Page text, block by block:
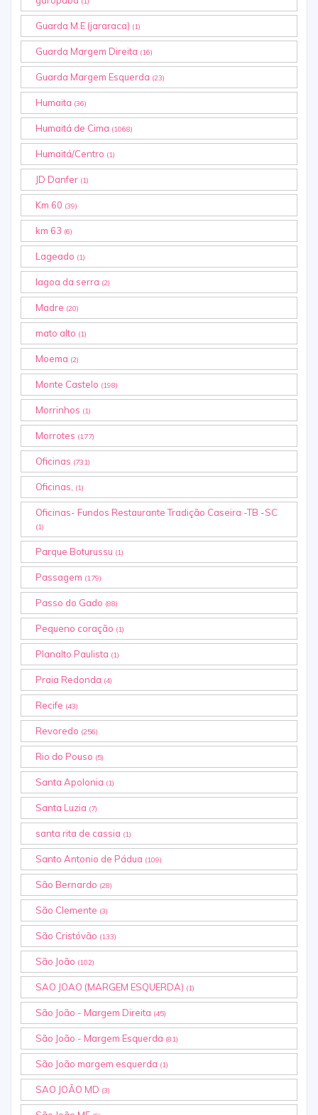
Guarda M.E (jararaca) (1)
Guarda Margem Direita (16)
Guarda Margem Esquerda (23)
Humaita (36)
Humaitá de Cima (1068)
Humaitá/Centro (1)
JD Danfer (1)
Km 60 (39)
km 63 (6)
Lageado (1)
lagoa da serra (2)
Madre (20)
mato alto (1)
Moema (2)
Monte Castelo (198)
Morrinhos (1)
Morrotes (177)
Oficinas (731)
Oficinas, (1)
Oficinas- Fundos Restaurante Tradição Caseira -TB -SC
(1)
Parque Boturussu (1)
Passagem (179)
Passo do Gado (88)
Pequeno coração (1)
Planalto Paulista (1)
Praia Redonda (4)
Recife (43)
Revoredo (256)
Rio do Pouso (5)
Santa Apolonia (1)
Santa Luzia (7)
santa rita de cassia (1)
Santo Antonio de Pádua (109)
São Bernardo (28)
São Clemente (3)
São Cristóvão (133)
São João (102)
SAO JOAO (MARGEM ESQUERDA) (1)
São João - Margem Direita (45)
São João - Margem Esquerda (81)
São João margem esquerda (1)
SAO JOÃO MD (3)